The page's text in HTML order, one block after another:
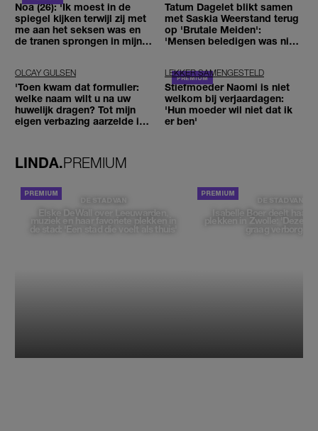
Noa (26): 'Ik moest in de
spiegel kijken terwijl zij met
me aan het seksen was en
de tranen sprongen in mijn
Tatum Dagelet blikt samen
met Saskia Weerstand terug
op 'Brutale Meiden':
'Mensen beledigen was niet
OLCAY GULSEN
'Toen kwam dat formulier:
welke naam wilt u na uw
huwelijk dragen? Tot mijn
eigen verbazing aarzelde ik
LEKKER SAMENGESTELD
Stiefmoeder Naomi is niet
welkom bij verjaardagen:
'Hun moeder wil niet dat ik
er ben'
LINDA.PREMIUM
DE STAD VAN
Elske DeWall over Leeuwarden,
muziek en haar favoriete plekken in
de stad: 'Een stad die voelt als thuis'
DE STAD VAN
Isabelle Boer deelt haar
plekken in Zwolle: 'Deze
graag verborgen'